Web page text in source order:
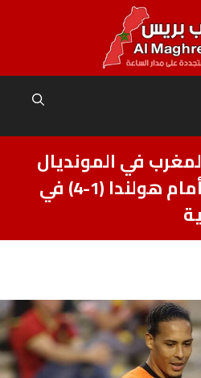
في المونديال
“تسقط” بميدانها أمام هولندا (1-4) في